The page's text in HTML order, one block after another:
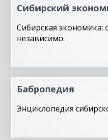
Сибирский
Сибирская экономика:
независимо.
Бабропедия
Энциклопедия